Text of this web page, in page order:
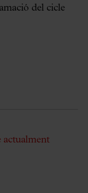
del cicle
actualment